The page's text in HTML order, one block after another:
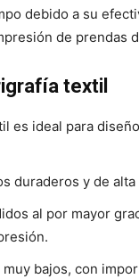
debido a su
de prendas
textil
es ideal para
duraderos y de alta
al por mayor
bajos, con